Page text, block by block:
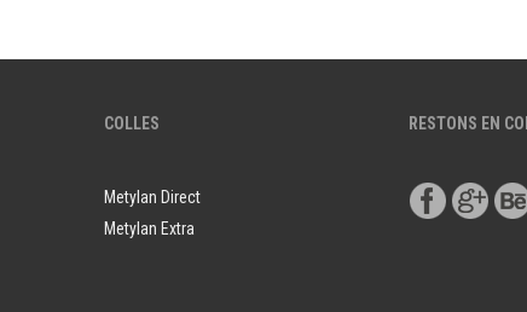
COLLES
Metylan Direct
Metylan Extra
RESTONS EN